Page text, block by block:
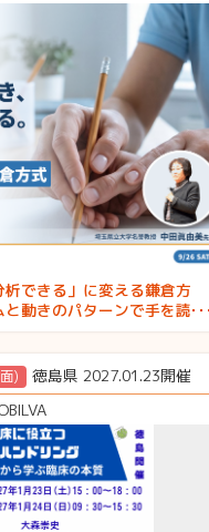
できる」に変える鎌倉方
動きのパターンで手を読み
眞由美先生
)
徳島県 2027.01.23開催